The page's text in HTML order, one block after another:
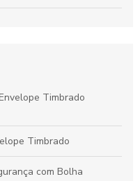
suas necessidades
Como Escolher e Usar
segurança para
Timbrado
Timbrado
com Bolha